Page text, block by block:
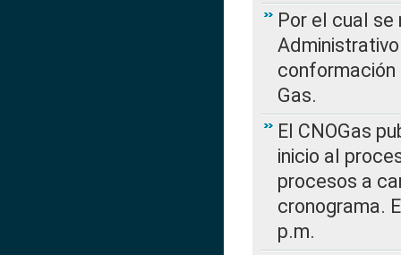
Por el cual
conformación
Gas.
El CNOGas
inicio al
procesos a
cronograma.
p.m.